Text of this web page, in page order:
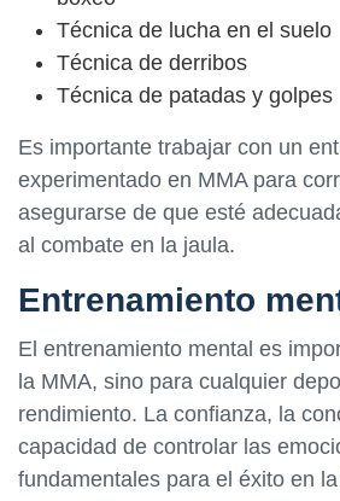
Técnica de lucha en el suelo
Técnica de derribos
Técnica de patadas y golpes
Es importante trabajar con un
experimentado en MMA para
asegurarse de que esté
al combate en la jaula.
Entrenamiento
El entrenamiento mental es
la MMA, sino para cualquier
rendimiento. La confianza, la
capacidad de controlar las
fundamentales para el éxito en